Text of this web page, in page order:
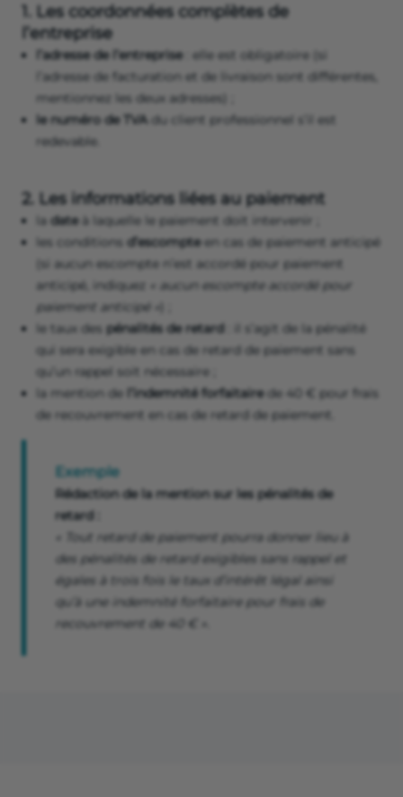
1. Les coordonnées complètes de
l’entreprise
l’adresse de l’entreprise: elle est obligatoire (si
l’adresse de facturation et de livraison sont différentes,
mentionnez les deux adresses) ;
le numéro de TVA du client professionnel s’il est
redevable.
2. Les informations liées au paiement
la dateà laquelle le paiement doit intervenir ;
les conditions d’escompteen cas de paiement anticipé
(si aucun escompte n’est accordé pour paiement
anticipé, indiquez « aucun escompte accordé pour
paiement anticipé »
le taux des pénalités de retard : il s’agit de la pénalité
qui sera exigible en cas de retard de paiement sans
qu’un rappel soit nécessaire ;
la mention de
l’indemnité forfaitairede 40 € pour frais
de recouvrement en cas de retard de paiement.
Exemple
Rédaction de la mention sur les pénalités de
retard :
« Tout retard de paiement pourra donner lieu à
des pénalités de retard exigibles sans rappel et
égales à trois fois le taux d’intérêt légal ainsi
qu’à une indemnité forfaitaire pour frais de
recouvrement de 40 € ».